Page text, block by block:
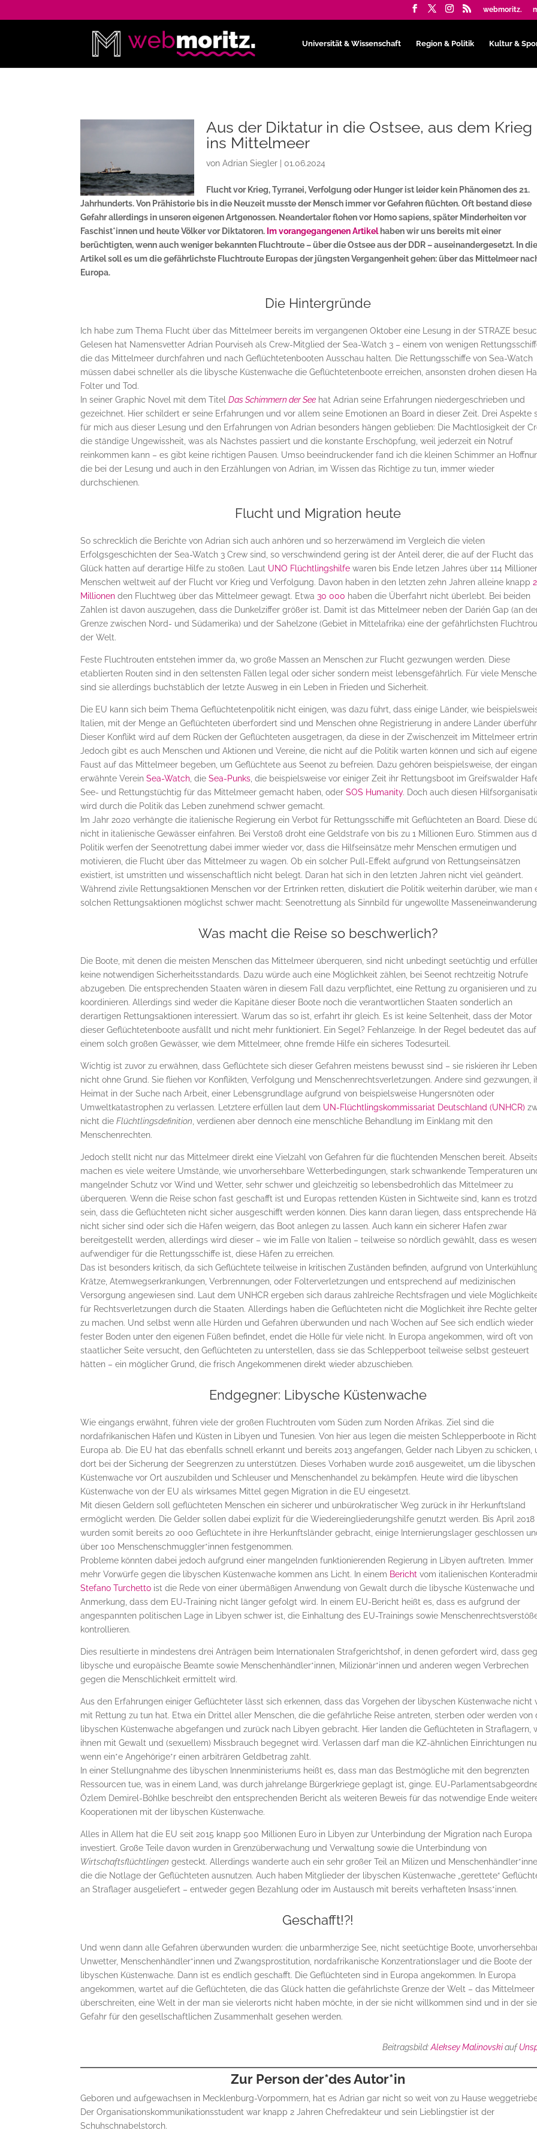
webmoritz.
Universität & Wissenschaft Region & Politik Kultur &
Aus der Diktatur in die Ostsee, aus dem Krieg
ins Mittelmeer
vonAdrian Siegler |01.06.2024
Flucht vor Krieg, Tyrranei, Verfolgung oder Hunger ist leider kein Phänomen des 21.
Jahrhunderts. Von Prähistorie bis in die Neuzeit musste der Mensch immer vor Gefahren flüchten. Oft bestand diese
Gefahr allerdings in unseren eigenen Artgenossen. Neandertaler flohen vor Homo sapiens, später Minderheiten vor
Faschist*innen und heute Völker vor Diktatoren. Im vorangegangenen Artikelhaben wir uns bereits mit einer
berüchtigten, wenn auch weniger bekannten Fluchtroute – über die Ostsee aus der DDR – auseinandergesetzt. In
Artikel soll es um die gefährlichste Fluchtroute Europas der jüngsten Vergangenheit gehen: über das Mittelmeer
Europa.
Die Hintergründe
Ich habe zum Thema Flucht über das Mittelmeer bereits im vergangenen Oktober eine Lesung in der STRAZE
Gelesen hat Namensvetter Adrian Pourviseh als Crew-Mitglied der Sea-Watch 3 – einem von wenigen
die das Mittelmeer durchfahren und nach Geflüchtetenbooten Ausschau halten. Die Rettungsschiffe von Sea-Watch
müssen dabei schneller als die libysche Küstenwache die Geflüchtetenboote erreichen, ansonsten drohen diesen
Folter und Tod.
In seiner Graphic Novel mit dem TitelDas Schimmern der See hat Adrian seine Erfahrungen niedergeschrieben und
gezeichnet. Hier schildert er seine Erfahrungen und vor allem seine Emotionen an Board in dieser Zeit. Drei Aspekte
für mich aus dieser Lesung und den Erfahrungen von Adrian besonders hängen geblieben: Die Machtlosigkeit der
die ständige Ungewissheit, was als Nächstes passiert und die konstante Erschöpfung, weil jederzeit ein Notruf
reinkommen kann – es gibt keine richtigen Pausen. Umso beeindruckender fand ich die kleinen Schimmer an
die bei der Lesung und auch in den Erzählungen von Adrian, im Wissen das Richtige zu tun, immer wieder
durchschienen.
Flucht und Migration heute
So schrecklich die Berichte von Adrian sich auch anhören und so herzerwämend im Vergleich die vielen
Erfolgsgeschichten der Sea-Watch 3 Crew sind, so verschwindend gering ist der Anteil derer, die auf der Flucht das
Glück hatten auf derartige Hilfe zu stoßen. Laut UNO Flüchtlingshilfe waren bis Ende letzen Jahres über 114
Menschen weltweit auf der Flucht vor Krieg und Verfolgung. Davon haben in den letzten zehn Jahren alleine knapp
Millionen den Fluchtweg über das Mittelmeer gewagt. Etwa30 000 haben die Überfahrt nicht überlebt. Bei beiden
Zahlen ist davon auszugehen, dass die Dunkelziffer größer ist. Damit ist das Mittelmeer neben der Darién Gap (an
Grenze zwischen Nord- und Südamerika) und der Sahelzone (Gebiet in Mittelafrika) eine der gefährlichsten
der Welt.
Feste Fluchtrouten entstehen immer da, wo große Massen an Menschen zur Flucht gezwungen werden. Diese
etablierten Routen sind in den seltensten Fällen legal oder sicher sondern meist lebensgefährlich. Für viele
sind sie allerdings buchstäblich der letzte Ausweg in ein Leben in Frieden und Sicherheit.
Die EU kann sich beim Thema Geflüchtetenpolitik nicht einigen, was dazu führt, dass einige Länder, wie
Italien, mit der Menge an Geflüchteten überfordert sind und Menschen ohne Registrierung in andere Länder
Dieser Konflikt wird auf dem Rücken der Geflüchteten ausgetragen, da diese in der Zwischenzeit im Mittelmeer
Jedoch gibt es auch Menschen und Aktionen und Vereine, die nicht auf die Politik warten können und sich auf eigene
Faust auf das Mittelmeer begeben, um Geflüchtete aus Seenot zu befreien. Dazu gehören beispielsweise, der
erwähnte VereinSea-Watch , dieSea-Punks , die beispielsweise vor einiger Zeit ihr Rettungsboot im Greifswalder
See- und Rettungstüchtig für das Mittelmeer gemacht haben, oderSOS Humanity. Doch auch diesen
wird durch die Politik das Leben zunehmend schwer gemacht.
Im Jahr 2020 verhängte die italienische Regierung ein Verbot für Rettungsschiffe mit Geflüchteten an Board. Diese
nicht in italienische Gewässer einfahren. Bei Verstoß droht eine Geldstrafe von bis zu 1 Millionen Euro. Stimmen aus
Politik werfen der Seenotrettung dabei immer wieder vor, dass die Hilfseinsätze mehr Menschen ermutigen und
motivieren, die Flucht über das Mittelmeer zu wagen. Ob ein solcher Pull-Effekt aufgrund von Rettungseinsätzen
existiert, ist umstritten und wissenschaftlich nicht belegt. Daran hat sich in den letzten Jahren nicht viel geändert.
Während zivile Rettungsaktionen Menschen vor der Ertrinken retten, diskutiert die Politik weiterhin darüber, wie man
solchen Rettungsaktionen möglichst schwer macht: Seenotrettung als Sinnbild für ungewollte
Was macht die Reise so beschwerlich?
Die Boote, mit denen die meisten Menschen das Mittelmeer überqueren, sind nicht unbedingt seetüchtig und
keine notwendigen Sicherheitsstandards. Dazu würde auch eine Möglichkeit zählen, bei Seenot rechtzeitig Notrufe
abzugeben. Die entsprechenden Staaten wären in diesem Fall dazu verpflichtet, eine Rettung zu organisieren und zu
koordinieren. Allerdings sind weder die Kapitäne dieser Boote noch die verantwortlichen Staaten sonderlich an
derartigen Rettungsaktionen interessiert. Warum das so ist, erfahrt ihr gleich. Es ist keine Seltenheit, dass der Motor
dieser Geflüchtetenboote ausfällt und nicht mehr funktioniert. Ein Segel? Fehlanzeige. In der Regel bedeutet das auf
einem solch großen Gewässer, wie dem Mittelmeer, ohne fremde Hilfe ein sicheres Todesurteil.
Wichtig ist zuvor zu erwähnen, dass Geflüchtete sich dieser Gefahren meistens bewusst sind – sie riskieren ihr Leben
nicht ohne Grund. Sie fliehen vor Konflikten, Verfolgung und Menschenrechtsverletzungen. Andere sind gezwungen,
Heimat in der Suche nach Arbeit, einer Lebensgrundlage aufgrund von beispielsweise Hungersnöten oder
Umweltkatastrophen zu verlassen. Letztere erfüllen laut dem UN-Flüchtlingskommissariat Deutschland (UNHCR)
nicht dieFlüchtlingsdefinition , verdienen aber dennoch eine menschliche Behandlung im Einklang mit den
Menschenrechten.
Jedoch stellt nicht nur das Mittelmeer direkt eine Vielzahl von Gefahren für die flüchtenden Menschen bereit.
machen es viele weitere Umstände, wie unvorhersehbare Wetterbedingungen, stark schwankende Temperaturen
mangelnder Schutz vor Wind und Wetter, sehr schwer und gleichzeitig so lebensbedrohlich das Mittelmeer zu
überqueren. Wenn die Reise schon fast geschafft ist und Europas rettenden Küsten in Sichtweite sind, kann es
sein, dass die Geflüchteten nicht sicher ausgeschifft werden können. Dies kann daran liegen, dass entsprechende
nicht sicher sind oder sich die Häfen weigern, das Boot anlegen zu lassen. Auch kann ein sicherer Hafen zwar
bereitgestellt werden, allerdings wird dieser – wie im Falle von Italien – teilweise so nördlich gewählt, dass es
aufwendiger für die Rettungsschiffe ist, diese Häfen zu erreichen.
Das ist besonders kritisch, da sich Geflüchtete teilweise in kritischen Zuständen befinden, aufgrund von
Krätze, Atemwegserkrankungen, Verbrennungen, oder Folterverletzungen und entsprechend auf medizinischen
Versorgung angewiesen sind. Laut dem UNHCR ergeben sich daraus zahlreiche Rechtsfragen und viele
für Rechtsverletzungen durch die Staaten. Allerdings haben die Geflüchteten nicht die Möglichkeit ihre Rechte
zu machen. Und selbst wenn alle Hürden und Gefahren überwunden und nach Wochen auf See sich endlich wieder
fester Boden unter den eigenen Füßen befindet, endet die Hölle für viele nicht. In Europa angekommen, wird oft von
staatlicher Seite versucht, den Geflüchteten zu unterstellen, dass sie das Schlepperboot teilweise selbst gesteuert
hätten – ein möglicher Grund, die frisch Angekommenen direkt wieder abzuschieben.
Endgegner: Libysche Küstenwache
Wie eingangs erwähnt, führen viele der großen Fluchtrouten vom Süden zum Norden Afrikas. Ziel sind die
nordafrikanischen Häfen und Küsten in Libyen und Tunesien. Von hier aus legen die meisten Schlepperboote in
Europa ab. Die EU hat das ebenfalls schnell erkannt und bereits 2013 angefangen, Gelder nach Libyen zu schicken,
dort bei der Sicherung der Seegrenzen zu unterstützen. Dieses Vorhaben wurde 2016 ausgeweitet, um die libyschen
Küstenwache vor Ort auszubilden und Schleuser und Menschenhandel zu bekämpfen. Heute wird die libyschen
Küstenwache von der EU als wirksames Mittel gegen Migration in die EU eingesetzt.
Mit diesen Geldern soll geflüchteten Menschen ein sicherer und unbürokratischer Weg zurück in ihr Herkunftsland
ermöglicht werden. Die Gelder sollen dabei explizit für die Wiedereingliederungshilfe genutzt werden. Bis April 2018
wurden somit bereits 20 000 Geflüchtete in ihre Herkunftsländer gebracht, einige Internierungslager geschlossen
über 100 Menschenschmuggler*innen festgenommen.
Probleme könnten dabei jedoch aufgrund einer mangelnden funktionierenden Regierung in Libyen auftreten. Immer
mehr Vorwürfe gegen die libyschen Küstenwache kommen ans Licht. In einem Bericht vom italienischen
Stefano Turchetto ist die Rede von einer übermäßigen Anwendung von Gewalt durch die libysche Küstenwache und
Anmerkung, dass dem EU-Training nicht länger gefolgt wird. In einem EU-Bericht heißt es, dass es aufgrund der
angespannten politischen Lage in Libyen schwer ist, die Einhaltung des EU-Trainings sowie
kontrollieren.
Dies resultierte in mindestens drei Anträgen beim Internationalen Strafgerichtshof, in denen gefordert wird, dass
libysche und europäische Beamte sowie Menschenhändler*innen, Milizionär*innen und anderen wegen Verbrechen
gegen die Menschlichkeit ermittelt wird.
Aus den Erfahrungen einiger Geflüchteter lässt sich erkennen, dass das Vorgehen der libyschen Küstenwache nicht
mit Rettung zu tun hat. Etwa ein Drittel aller Menschen, die die gefährliche Reise antreten, sterben oder werden von
libyschen Küstenwache abgefangen und zurück nach Libyen gebracht. Hier landen die Geflüchteten in Straflagern,
ihnen mit Gewalt und (sexuellem) Missbrauch begegnet wird. Verlassen darf man die KZ-ähnlichen Einrichtungen
wenn ein*e Angehörige*r einen arbiträren Geldbetrag zahlt.
In einer Stellungnahme des libyschen Innenministeriums heißt es, dass man das Bestmögliche mit den begrenzten
Ressourcen tue, was in einem Land, was durch jahrelange Bürgerkriege geplagt ist, ginge. EU-
Özlem Demirel-Böhlke beschreibt den entsprechenden Bericht als weiteren Beweis für das notwendige Ende
Kooperationen mit der libyschen Küstenwache.
Alles in Allem hat die EU seit 2015 knapp 500 Millionen Euro in Libyen zur Unterbindung der Migration nach Europa
investiert. Große Teile davon wurden in Grenzüberwachung und Verwaltung sowie die Unterbindung von
Wirtschaftsflüchtlingen gesteckt. Allerdings wanderte auch ein sehr großer Teil an Milizen und
die die Notlage der Geflüchteten ausnutzen. Auch haben Mitglieder der libyschen Küstenwache „gerettete“
an Straflager ausgeliefert – entweder gegen Bezahlung oder im Austausch mit bereits verhafteten Insass*innen.
Geschafft!?!
Und wenn dann alle Gefahren überwunden wurden: die unbarmherzige See, nicht seetüchtige Boote,
Unwetter, Menschenhändler*innen und Zwangsprostitution, nordafrikanische Konzentrationslager und die Boote der
libyschen Küstenwache. Dann ist es endlich geschafft. Die Geflüchteten sind in Europa angekommen. In Europa
angekommen, wartet auf die Geflüchteten, die das Glück hatten die gefährlichste Grenze der Welt – das Mittelmeer
überschreiten, eine Welt in der man sie vielerorts nicht haben möchte, in der sie nicht willkommen sind und in der
Gefahr für den gesellschaftlichen Zusammenhalt gesehen werden.
Beitragsbild:Aleksey Malinovskiauf
Zur Person der*des Autor*in
Geboren und aufgewachsen in Mecklenburg-Vorpommern, hat es Adrian gar nicht so weit von zu Hause
Der Organisationskommunikationsstudent war knapp 2 Jahren Chefredakteur und sein Lieblingstier ist der
Schuhschnabelstorch.